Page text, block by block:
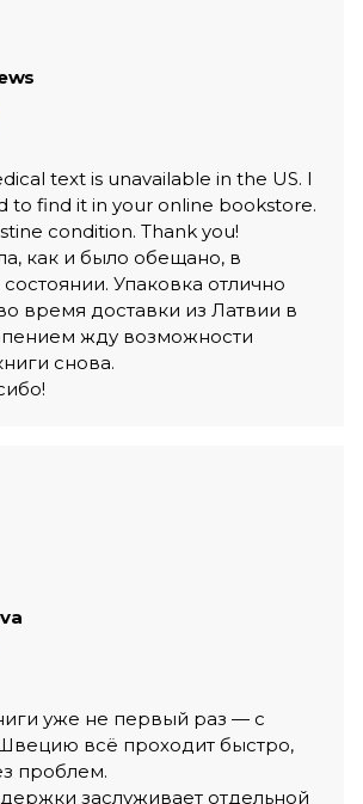
text is unavailable in the US. I
to find it in your online bookstore.
condition. Thank you!
как и было обещано, в
Упаковка отлично
время доставки из Латвии в
жду возможности
снова.
уже не первый раз — с
всё проходит быстро,
проблем.
заслуживает отдельной